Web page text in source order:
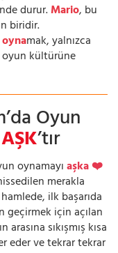
durur.Mario, bu
biridir.
oynamak, yalnızca
oyun kültürüne
Oyun
AŞK’tır
oynamayıaşka ❤️
merakla
ilk başarıda
geçirmek için açılan
sıkışmış kısa
eder ve tekrar tekrar